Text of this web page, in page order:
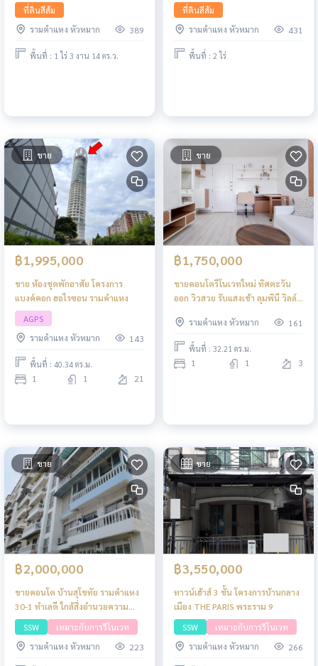
ที่ดินสีส้ม
รามคำแหง หัวหมาก
389
พื้นที่ : 1 ไร่ 3 งาน 14 ตร.ว.
ที่ดินสีส้ม
รามคำแหง หัวหมาก
431
พื้นที่ : 2 ไร่
ขาย
฿1,995,000
ขาย ห้องชุดพักอาศัย โครงการ
แบงค์คอก ฮอไรซอน รามคำแหง
AGPS
รามคำแหง หัวหมาก
143
พื้นที่ : 40.34 ตร.ม.
1 1 21
ขาย
฿1,750,000
ขายคอนโดรีโนเวทใหม่ ทิศตะวัน
ออก วิวสวย รับแสงเช้า ลุมพินี วิลล์
รามคำแหง หัวหมาก
161
พื้นที่ : 32.21 ตร.ม.
1 1 3
ขาย
฿2,000,000
ขายคอนโด บ้านสุโขทัย รามคำแหง
30-1 ทำเลดี ใกล้สิ่งอำนวยความ
สะดวก
SSW
เหมาะกับการรีโนเวท
รามคำแหง หัวหมาก
223
ขาย
฿3,550,000
ทาวน์เฮ้าส์ 3 ชั้น โครงการบ้านกลาง
เมือง THE PARIS พระราม 9
SSW
เหมาะกับการรีโนเวท
รามคำแหง หัวหมาก
266